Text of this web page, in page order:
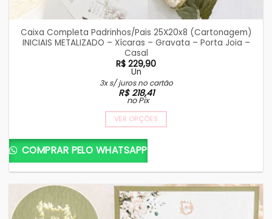
Caixa Completa Padrinhos/Pais 25X20x8 (Cartonagem)
INICIAIS METALIZADO – Xícaras – Gravata – Porta Joia –
Casal
R$ 229,90
Un
3x s/ juros no cartão
R$218,41
no Pix
VER OPÇÕES
COMPRAR PELO WHATSAPP